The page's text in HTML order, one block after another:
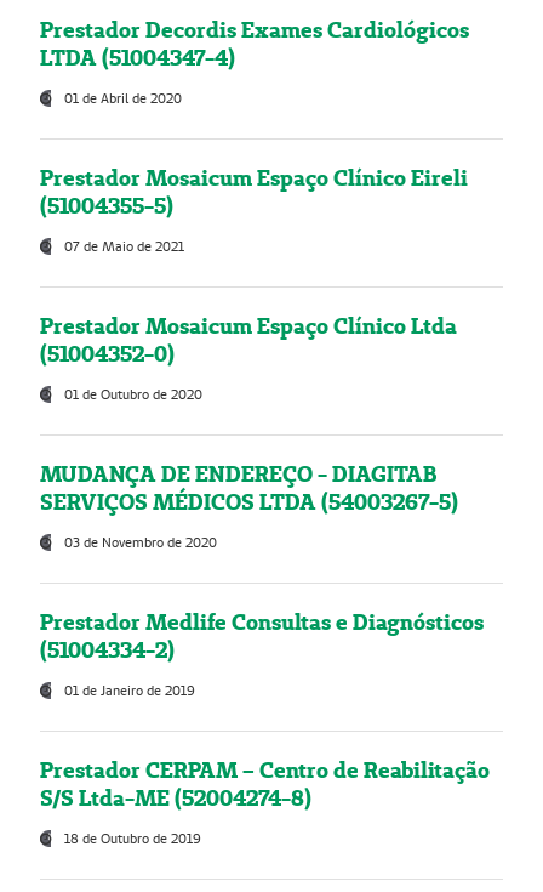
Prestador Decordis Exames Cardiológicos
LTDA (51004347-4)
01 de Abril de 2020
Prestador Mosaicum Espaço Clínico Eireli
(51004355-5)
07 de Maio de 2021
Prestador Mosaicum Espaço Clínico Ltda
(51004352-0)
01 de Outubro de 2020
MUDANÇA DE ENDEREÇO - DIAGITAB
SERVIÇOS MÉDICOS LTDA (54003267-5)
03 de Novembro de 2020
Prestador Medlife Consultas e Diagnósticos
(51004334-2)
01 de Janeiro de 2019
Prestador CERPAM – Centro de Reabilitação
S/S Ltda-ME (52004274-8)
18 de Outubro de 2019